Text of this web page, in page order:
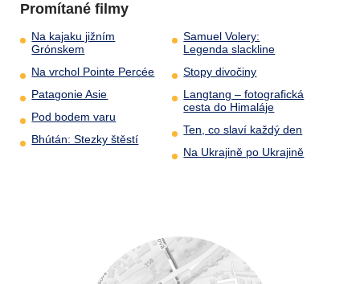
Promítané filmy
Na kajaku jižním
Grónskem
Na vrchol Pointe Percée
Patagonie Asie
Pod bodem varu
Bhútán: Stezky štěstí
Samuel Volery:
Legenda slackline
Stopy divočiny
Langtang – fotografická
cesta do Himaláje
Ten, co slaví každý den
Na Ukrajině po Ukrajině